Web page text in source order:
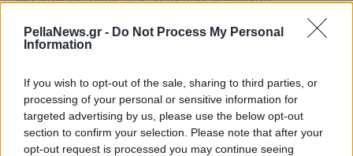
PellaNews.gr - Do Not Process My Personal
Information
If you wish to opt-out of the sale, sharing to third parties, or
processing of your personal or sensitive information for
targeted advertising by us, please use the below opt-out
section to confirm your selection. Please note that after your
opt-out request is processed you may continue seeing
χρήματος, λαθρεμπόριο παντός είδους, απόκρυψη
ποινικών εγκληματιών, κ.λ.π», αναφέρει ο κ.
Πόσοι όμως είναι οι «καταληψίες» της Μονής και
πόσοι οι «άλλοι»; Οι μεν πρώτοι υποστηρίζουν ότι
118 μοναχοί βρίσκονται εντός του ιστορικού